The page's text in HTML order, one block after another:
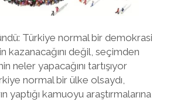
Türkiye normal bir demokrasi
kazanacağını değil, seçimden
neler yapacağını tartışıyor
normal bir ülke olsaydı,
yaptığı kamuoyu araştırmalarına